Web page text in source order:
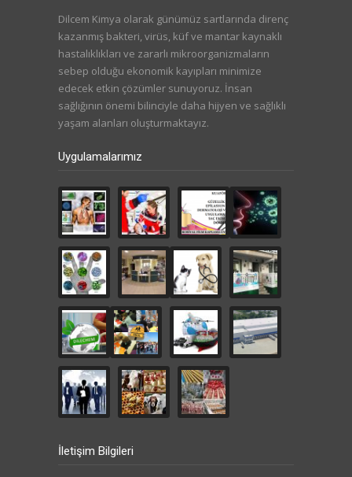
Dilcem Kimya olarak günümüz sartlarında direnç
kazanmış bakteri, virüs, küf ve mantar kaynaklı
hastalıklıkları ve zararlı mikroorganizmaların
sebep olduğu ekonomik kayıpları minimize
edecek etkin çözümler sunuyoruz. İnsan
sağlığının önemi bilinciyle daha hijyen ve sağlıklı
yaşam alanları oluşturmaktayız.
Uygulamalarımız
İletişim Bilgileri